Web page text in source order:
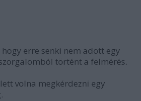
erre senki nem adott egy
történt a felmérés.
volna megkérdezni egy